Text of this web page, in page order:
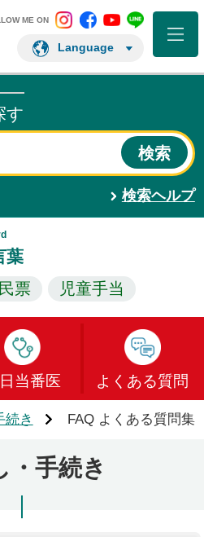
町ホームページ
ME ON 矢吹町 Instagram
矢吹町矢吹町矢吹町
Language
す
検索ヘルプ
葉
票 児童手当
当番医 よくある質問
続き FAQ よくある質問集
・手続き